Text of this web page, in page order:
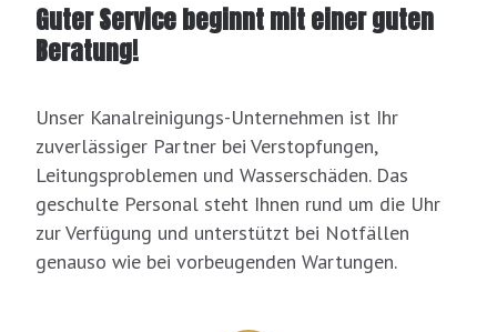
Guter Service beginnt mit einer guten
Beratung!
Unser Kanalreinigungs-Unternehmen ist Ihr
zuverlässiger Partner bei Verstopfungen,
Leitungsproblemen und Wasserschäden. Das
geschulte Personal steht Ihnen rund um die Uhr
zur Verfügung und unterstützt bei Notfällen
genauso wie bei vorbeugenden Wartungen.